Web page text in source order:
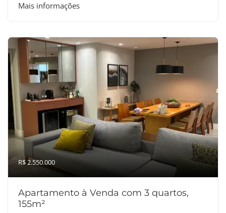
Mais informações
R$ 2.550.000
Apartamento à Venda com 3 quartos,
155m²